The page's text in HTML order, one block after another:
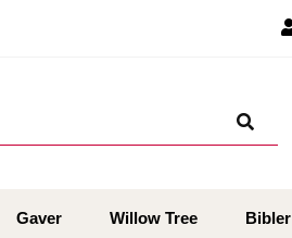
Gaver Willow Tree Bibler